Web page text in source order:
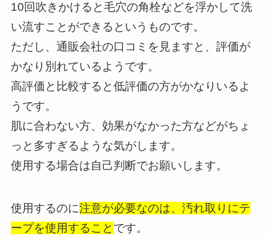
10回吹きかけると毛穴の角栓などを浮かして洗
い流すことができるというものです。
ただし、通販会社の口コミを見ますと、評価が
かなり別れているようです。
高評価と比較すると低評価の方がかなりいるよ
うです。
肌に合わない方、効果がなかった方などがちょ
っと多すぎるような気がします。
使用する場合は自己判断でお願いします。
使用するのに注意が必要なのは、汚れ取りにテ
ープを使用すること です。